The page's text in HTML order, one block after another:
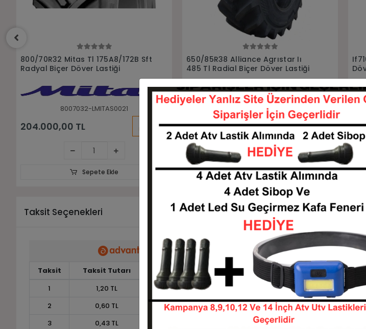
650/85R38 Alliance Agrıstar Iı
485 Tl Radial Biçer Döver Lastiği
6508538-L657ALLIANCE
196.006,39 TL KARGO
BEDAVA
Sepete Ekle
If710/75 R 42 372 176 Tl Biçer
Döver Lastiği
7107542-L716ALLIANCE
225.704,33 TL KARGO
BEDAVA
Sepete Ekle
Taksit Seçenekleri
Taksit Taksit Tutarı
Toplam Tutar
1
1,20 TL
1,20 TL
2
0,60 TL
1,20 TL
3
0,43 TL
Taksit Taksit Tutarı
1,20 TL
2
0,60 TL
3